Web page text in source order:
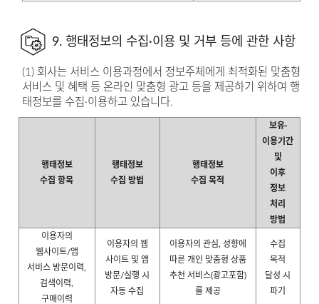
9. 행태정보의 수집·이용 및 거부 등에 관한 사항
(1) 회사는 서비스 이용과정에서 정보주체에게 최적화된 맞춤형
서비스 및 혜택 등 온라인 맞춤형 광고 등을 제공하기 위하여 행
태정보를 수집·이용하고 있습니다.
행태정보
수집 항목
행태정보
수집 방법
행태정보
수집 목적
보유·
이용기간
및
이후
정보
처리
방법
이용자의
웹사이트/앱
서비스 방문이력,
검색이력,
구매이력
이용자의 웹
사이트 및 앱
방문/실행 시
자동 수집
이용자의 관심, 성향에
따른 개인 맞춤형 상품
추천 서비스(광고포함)
를 제공
수집
목적
달성 시
파기